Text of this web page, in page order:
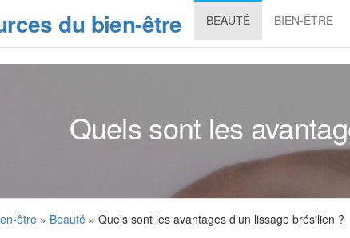
du bien-être BEAUTÉ BIEN-ÊTRE
Quels sont les
être » Beauté » Quels sont les avantages d’un lissage brésilien ?